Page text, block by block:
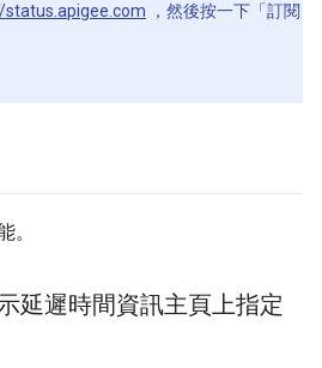
status.apigee.com ，然後按一下「訂閱
。
延遲時間資訊主頁上指定